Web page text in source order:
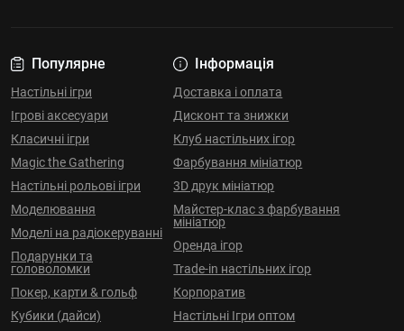
Популярне
Настільні ігри
Ігрові аксесуари
Класичні ігри
Magic the Gathering
Настільні рольові ігри
Моделювання
Моделі на радіокеруванні
Подарунки та
головоломки
Покер, карти & гольф
Кубики (дайси)
Інформація
Доставка і оплата
Дисконт та знижки
Клуб настільних ігор
Фарбування мініатюр
3D друк мініатюр
Майстер-клас з фарбування
мініатюр
Оренда ігор
Trade-in настільних ігор
Корпоратив
Настільні Ігри оптом